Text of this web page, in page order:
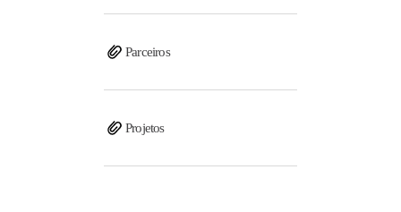
Parceiros
Projetos